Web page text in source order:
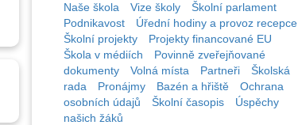
Naše škola
Vize školy
Školní parlament
Podnikavost
Úřední hodiny a provoz recepce
Školní projekty
Projekty financované EU
Škola v médiích
Povinně zveřejňované
dokumenty
Volná místa Partneři
Školská
rada
Pronájmy Bazén a hřiště
Ochrana
osobních údajů
Školní časopis
Úspěchy
našich žáků